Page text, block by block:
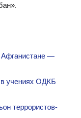
Афганистане —
в учениях ОДКБ
террористов-